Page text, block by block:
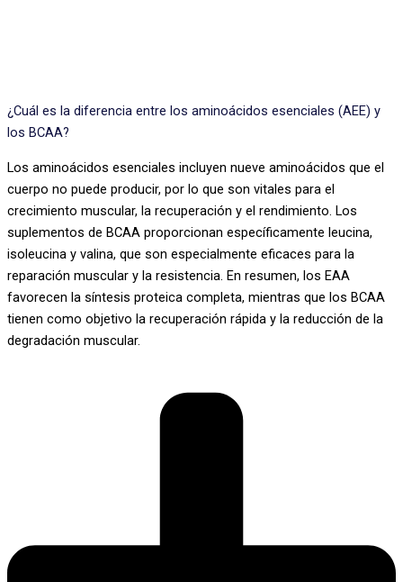
¿Cuál es la diferencia entre los aminoácidos esenciales (AEE) y
los BCAA?
Los aminoácidos esenciales incluyen nueve aminoácidos que el
cuerpo no puede producir, por lo que son vitales para el
crecimiento muscular, la recuperación y el rendimiento. Los
suplementos de BCAA proporcionan específicamente leucina,
isoleucina y valina, que son especialmente eficaces para la
reparación muscular y la resistencia. En resumen, los EAA
favorecen la síntesis proteica completa, mientras que los BCAA
tienen como objetivo la recuperación rápida y la reducción de la
degradación muscular.